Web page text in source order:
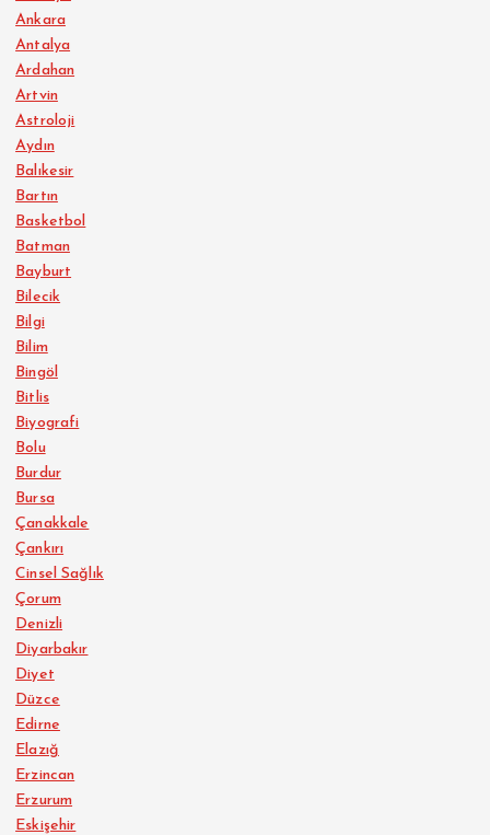
Ankara
Antalya
Ardahan
Artvin
Astroloji
Aydın
Balıkesir
Bartın
Basketbol
Batman
Bayburt
Bilecik
Bilgi
Bilim
Bingöl
Bitlis
Biyografi
Bolu
Burdur
Bursa
Çanakkale
Çankırı
Cinsel Sağlık
Çorum
Denizli
Diyarbakır
Diyet
Düzce
Edirne
Elazığ
Erzincan
Erzurum
Eskişehir